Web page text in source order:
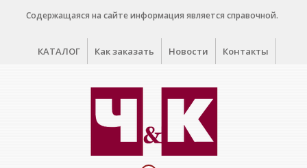
Содержащаяся на сайте информация является справочной.
КАТАЛОГ Как заказать Новости Контакты